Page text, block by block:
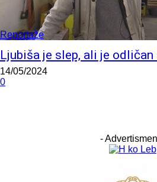
Reportaže
Ljubiša je slep, ali je
14/05/2024
0
-